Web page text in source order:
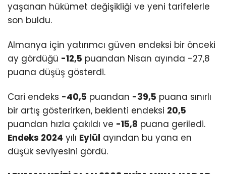
yaşanan hükümet değişikliği ve yeni tarifelerle
son buldu.
Almanya için yatırımcı güven endeksi bir önceki
ay gördüğü -12,5 puandan Nisan ayında -27,8
puana düşüş gösterdi.
Cari endeks -40,5 puandan -39,5 puana sınırlı
bir artış gösterirken, beklenti endeksi 20,5
puandan hızla çakıldı ve -15,8 puana geriledi.
Endeks 2024 yılı Eylül ayından bu yana en
düşük seviyesini gördü.